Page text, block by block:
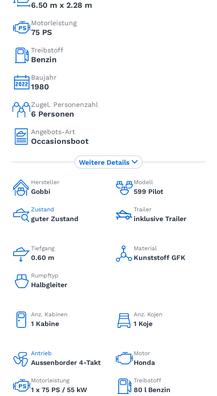
6.50 m x 2.28 m
Motorleistung
75 PS
Treibstoff
Benzin
Baujahr
1980
Zugel. Personenzahl
6 Personen
Angebots-Art
Occasionsboot
Hersteller
Gobbi
Modell
599 Pilot
Zustand
guter Zustand
Trailer
inklusive Trailer
Tiefgang
0.60 m
Material
Kunststoff GFK
Rumpftyp
Halbgleiter
Anz. Kabinen
1 Kabine
Anz. Kojen
1 Koje
Antrieb
Aussenborder 4-Takt
Motor
Honda
Motorleistung
1 x 75 PS / 55 kW
Treibstoff
80 l Benzin
Weitere Details